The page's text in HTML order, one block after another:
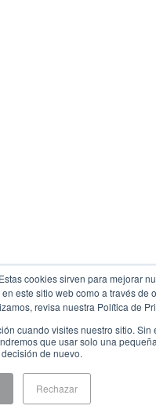
cookies sirven para mejorar
este sitio web como a través de
revisa nuestra Política de
cuando visites nuestro sitio. Sin
que usar solo una
de nuevo.
Rechazar